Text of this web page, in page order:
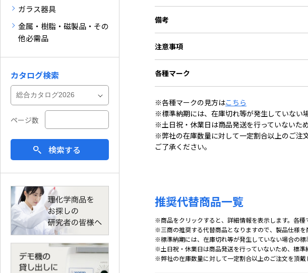
備考
注意事項
各種マーク
※各種マークの見方はこちら
※標準納期には、在庫切れ等が発生していない
※土日祝・休業日は商品発送を行っていないた
※弊社の在庫数量に対して一定割合以上のご注
ご了承ください。
推奨代替商品一覧
※商品をクリックすると、詳細情報を表示します。各種
※三商の推奨する代替商品となりますので、製品仕様を
※標準納期には、在庫切れ等が発生していない場合の標
※土日祝・休業日は商品発送を行っていないため、標準
※弊社の在庫数量に対して一定割合以上のご注文を頂戴
ガラス器具
金属・樹脂・磁製品・その
他必需品
カタログ検索
ページ数
検索する